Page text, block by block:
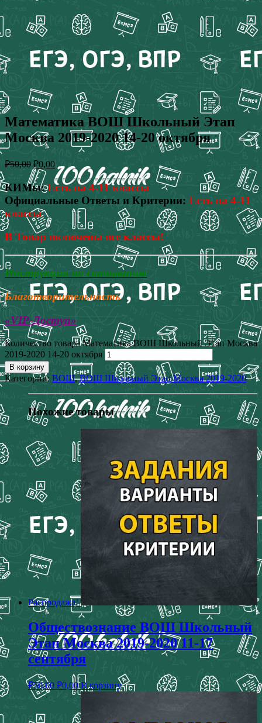
Математика ВОШ Школьный Этап
Москва 2019-2020 14-20 октября
₽50,00 ₽0,00
КИМы:Есть на 4-11 классы
Официальные Ответы и Критерии: Есть на 4-11
классы
В Товар включены все классы!
Инструкция по скачиванию
Благотворительность
«VIP-Доступ»
Количество товара Математика ВОШ Школьный Этап Москва
2019-2020 14-20 октября
В корзину
Категории:ВОШ,ВОШ Школьный Этап Москва 2019-2020
Похожие товары
Распродажа!
Обществознание ВОШ Школьный
Этап Москва 2019-2020 11-17
сентября
₽50,00 ₽0,00 В корзину